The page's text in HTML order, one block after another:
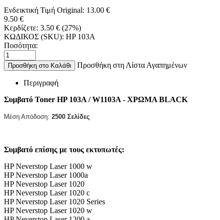
Ενδεικτική Τιμή Original: 13.00 €
9.50 €
Κερδίζετε: 3.50 € (27%)
ΚΩΔΙΚΟΣ (SKU): HP 103A
Ποσότητα:
Προσθήκη στο Καλάθι Προσθήκη στη Λίστα Αγαπημένων
Περιγραφή
Συμβατό Toner HP 103A / W1103A - ΧΡΩΜΑ BLACK
Μέση Απόδοση: 2500 Σελίδες
Συμβατό επίσης με τους εκτυπωτές:
HP Neverstop Laser 1000 w
HP Neverstop Laser 1000a
HP Neverstop Laser 1020
HP Neverstop Laser 1020 c
HP Neverstop Laser 1020 Series
HP Neverstop Laser 1020 w